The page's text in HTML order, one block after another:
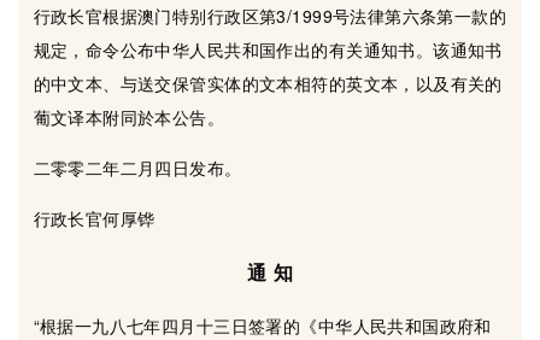
行政长官根据澳门特别行政区第3/1999号法律第六条第一款的
规定，命令公布中华人民共和国作出的有关通知书。该通知书
的中文本、与送交保管实体的文本相符的英文本，以及有关的
葡文译本附同於本公告。
二零零二年二月四日发布。
行政长官何厚铧
通 知
“根据一九八七年四月十三日签署的《中华人民共和国政府和